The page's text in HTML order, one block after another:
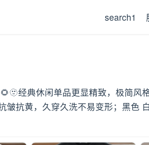
search1
经典休闲单品更显精致，极简风
抗黄，久穿久洗不易变形；黑色